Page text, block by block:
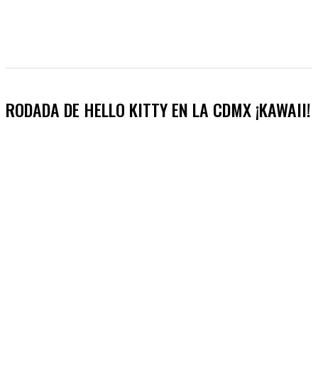
RODADA DE HELLO KITTY EN LA CDMX ¡KAWAII!